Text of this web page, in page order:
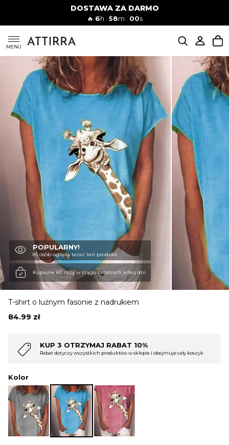
DOSTAWA ZA DARMO
🔥6h :57m : 59s
MENU
Mężczyźni
SUKIENKI
KOMPLETY
KOMBINEZONY
DÓŁ DAMSKIE
STROJE KĄPIELOWE
OBUWIE
SWETRY
OKRYCIA WIERZCHNIE
POPULARNY!
81 osób ogląda teraz ten produkt
Kupione 60 razy w ciągu ostatnich kilku dni
T-shirt o luźnym fasonie z nadrukiem
84.99 zł
i obejmuje cały koszyk
KUP 4 OTRZYMAJ RABAT 15%
Rabat dotyczy wszystkich produktów w sklepie i
Kolor